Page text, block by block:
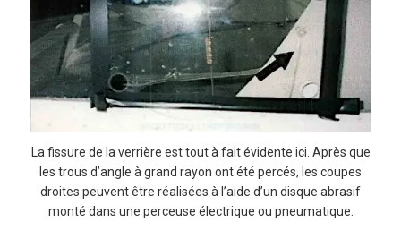
La fissure de la verrière est tout à fait évidente ici. Après que
les trous d’angle à grand rayon ont été percés, les coupes
droites peuvent être réalisées à l’aide d’un disque abrasif
monté dans une perceuse électrique ou pneumatique.